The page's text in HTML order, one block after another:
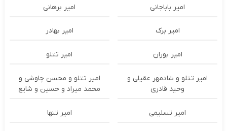
امیر باباجانی امیر برهانی
امیر برک امیر بهادر
امیر بوران امیر تتلو
امیر تتلو و شادمهر عقیلی و
وحید قادری
امیر تتلو و محسن چاوشی و
محمد میراد و حسین و شایع
امیر تسلیمی امیر تنها